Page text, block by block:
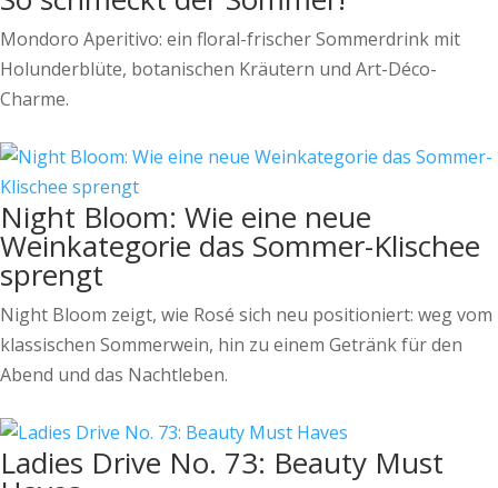
Mondoro Aperitivo: ein floral-frischer Sommerdrink mit
Holunderblüte, botanischen Kräutern und Art-Déco-
Charme.
Night Bloom: Wie eine neue
Weinkategorie das Sommer-Klischee
sprengt
Night Bloom zeigt, wie Rosé sich neu positioniert: weg vom
klassischen Sommerwein, hin zu einem Getränk für den
Abend und das Nachtleben.
Ladies Drive No. 73: Beauty Must